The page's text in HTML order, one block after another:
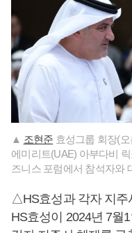
▲ 조현준 효성그룹 회장(
에미리트(UAE) 아부다비
즈니스 포럼에서 참석자와
△HS효성과 각자 지주
HS효성이 2024년 7월